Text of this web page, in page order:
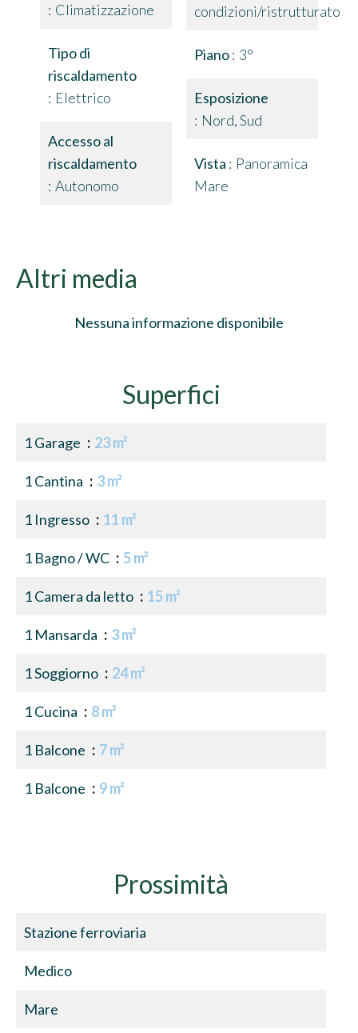
Climatizzazione
Tipo di
riscaldamento
Elettrico
Accesso al
riscaldamento
Autonomo
condizioni/ristrutturato
Piano 3°
Esposizione
Nord, Sud
Vista
Panoramica
Mare
Altri media
Nessuna informazione disponibile
Superfici
1 Garage 23 m²
1 Cantina 3 m²
1 Ingresso 11 m²
1 Bagno / WC 5 m²
1 Camera da letto 15 m²
1 Mansarda 3 m²
1 Soggiorno 24 m²
1 Cucina 8 m²
1 Balcone 7 m²
1 Balcone 9 m²
Prossimità
Stazione ferroviaria
Medico
Mare